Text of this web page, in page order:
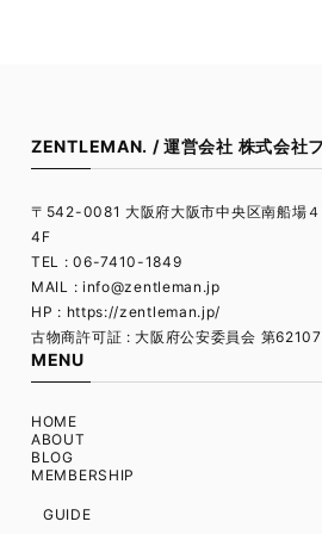
ZENTLEMAN. / 運営会社 株式会社
〒542-0081 大阪府大阪市中央区南船場
4F
TEL : 06-7410-1849
MAIL : info@zentleman.jp
HP : https://zentleman.jp/
古物商許可証 : 大阪府公安委員会 第
MENU
HOME
ABOUT
BLOG
MEMBERSHIP
GUIDE